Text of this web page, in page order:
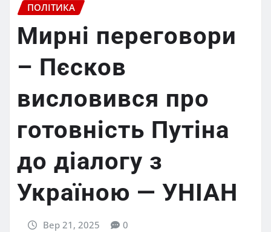
ПОЛІТИКА
Мирні переговори
– Пєсков
висловився про
готовність Путіна
до діалогу з
Україною — УНІАН
Вер 21, 2025 0